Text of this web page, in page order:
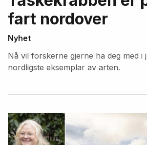
fart nordover
Nyhet
Nå vil forskerne gjerne ha deg med i
nordligste eksemplar av arten.